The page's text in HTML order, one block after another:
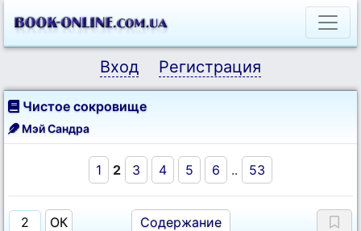
Вход Регистрация
Чистое сокровище
Мэй Сандра
1 2 3 4 5 6 .. 53
Содержание